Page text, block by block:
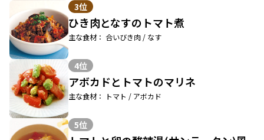
3位
ひき肉となすのトマト煮
主な食材： 合いびき肉 / なす
4位
アボカドとトマトのマリネ
主な食材： トマト / アボカド
5位